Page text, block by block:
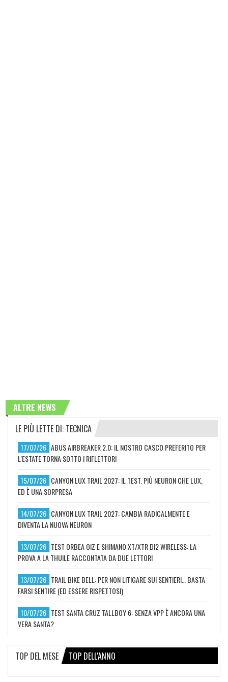
ALTRE NEWS
LE PIÙ LETTE DI: TECNICA
17/07/26 ABUS AIRBREAKER 2.0: IL NOSTRO CASCO PREFERITO PER
L'ESTATE TORNA SOTTO I RIFLETTORI
15/07/26 CANYON LUX TRAIL 2027: IL TEST. PIÙ NEURON CHE LUX,
ED È UNA SORPRESA
14/07/26 CANYON LUX TRAIL 2027: CAMBIA RADICALMENTE E
DIVENTA LA NUOVA NEURON
13/07/26 TEST ORBEA OIZ E SHIMANO XT/XTR DI2 WIRELESS: LA
PROVA A LA THUILE RACCONTATA DA DUE LETTORI
13/07/26 TRAIL BIKE BELL: PER NON LITIGARE SUI SENTIERI… BASTA
FARSI SENTIRE (ED ESSERE RISPETTOSI)
10/07/26 TEST SANTA CRUZ TALLBOY 6: SENZA VPP È ANCORA UNA
VERA SANTA?
TOP DEL MESE TOP DELL'ANNO